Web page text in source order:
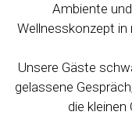
Ambiente
Wellnesskonzept
Unsere Gäste
gelassene
die